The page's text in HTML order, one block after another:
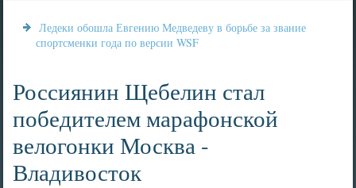
Ледеки обошла Евгению Медведеву в борьбе за звание
спортсменки года по версии WSF
Россиянин Щебелин стал
победителем марафонской
велогонки Москва -
Владивосток